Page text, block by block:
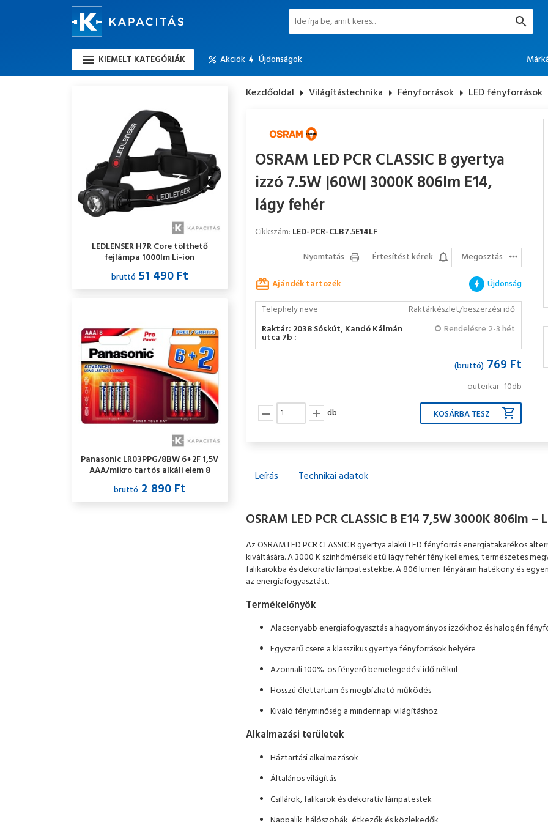
KIEMELT KATEGÓRIÁK Akciók Újdonságok
LEDLENSER H7R Core tölthető
fejlámpa 1000lm Li-ion
bruttó 51 490 Ft
Panasonic LR03PPG/8BW 6+2F 1,5V
AAA/mikro tartós alkáli elem 8
db/csomag
bruttó 2 890 Ft
Kezdőoldal arrow_right Világítástechnika arrow_right Fényforrások arrow_right LED fényforrások
OSRAM LED PCR CLASSIC B gyertya
izzó 7.5W |60W| 3000K 806lm E14,
lágy fehér
Cikkszám: LED-PCR-CLB7.5E14LF
Nyomtatás
Értesítést kérek
Megosztás
Ajándék tartozék
Újdonság
Telephely neve
Raktárkészlet/beszerzési idő
Raktár: 2038 Sóskút, Kandó Kálmán
utca 7b :
Rendelésre 2-3 hét
(bruttó) 769 Ft
outerkar=10db
db
Leírás Technikai adatok
OSRAM LED PCR CLASSIC B E14 7,5W 3000K
Az OSRAM LED PCR CLASSIC B gyertya alakú LED fényforrás energiatakarékos
kiváltására. A 3000 K színhőmérsékletű lágy fehér fény kellemes, természetes
falikarokba és dekoratív lámpatestekbe. A 806 lumen fényáram hatékony és
az energiafogyasztást.
Termékelőnyök
Alacsonyabb energiafogyasztás a hagyományos izzókhoz és halogén
Egyszerű csere a klasszikus gyertya fényforrások helyére
Azonnali 100%-os fényerő bemelegedési idő nélkül
Hosszú élettartam és megbízható működés
Kiváló fényminőség a mindennapi világításhoz
Alkalmazási területek
Háztartási alkalmazások
Általános világítás
Csillárok, falikarok és dekoratív lámpatestek